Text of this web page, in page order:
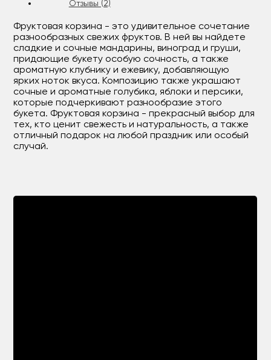
Отзывы (2)
Фруктовая корзина - это удивительное сочетание
разнообразных свежих фруктов. В ней вы найдете
сладкие и сочные мандарины, виноград и груши,
придающие букету особую сочность, а также
ароматную клубнику и ежевику, добавляющую
ярких ноток вкуса. Композицию также украшают
сочные и ароматные голубика, яблоки и персики,
которые подчеркивают разнообразие этого
букета. Фруктовая корзина - прекрасный выбор для
тех, кто ценит свежесть и натуральность, а также
отличный подарок на любой праздник или особый
случай.